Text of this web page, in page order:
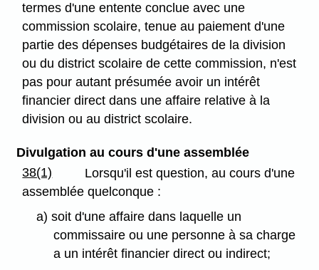
termes d'une entente conclue avec une
commission scolaire, tenue au paiement d'une
partie des dépenses budgétaires de la division
ou du district scolaire de cette commission, n'est
pas pour autant présumée avoir un intérêt
financier direct dans une affaire relative à la
division ou au district scolaire.
Divulgation au cours d'une assemblée
38(1)
Lorsqu'il est question, au cours d'une
assemblée quelconque :
a) soit d'une affaire dans laquelle un
commissaire ou une personne à sa charge
a un intérêt financier direct ou indirect;